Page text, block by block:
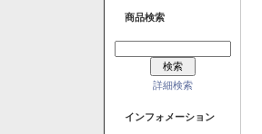
商品検索
詳細検索
インフォメーション